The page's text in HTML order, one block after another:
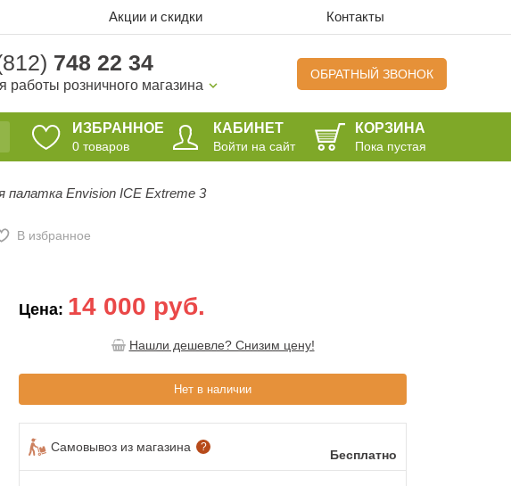
Акции и скидки Контакты
748 22 34
работы розничного магазина
ОБРАТНЫЙ ЗВОНОК
ИЗБРАННОЕ
0 товаров
КАБИНЕТ
Войти на сайт
КОРЗИНА
Пока пустая
палатка Envision ICE Extreme 3
В избранное
Цена: 14 000 руб.
Нашли дешевле? Снизим цену!
Нет в наличии
Самовывоз из магазина ?
Бесплатно